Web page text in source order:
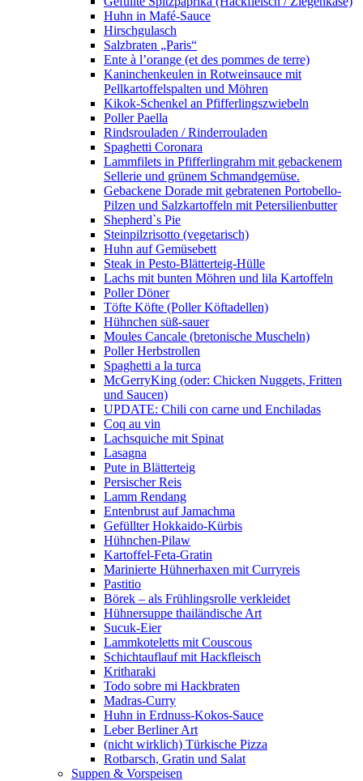
Huhn in Mafé-Sauce
Hirschgulasch
Salzbraten „Paris“
Ente à l’orange (et des pommes de terre)
Kaninchenkeulen in Rotweinsauce mit
Pellkartoffelspalten und Möhren
Kikok-Schenkel an Pfifferlingszwiebeln
Poller Paella
Rindsrouladen / Rinderrouladen
Spaghetti Coronara
Lammfilets in Pfifferlingrahm mit gebackenem
Sellerie und grünem Schmandgemüse.
Gebackene Dorade mit gebratenen Portobello-
Pilzen und Salzkartoffeln mit Petersilienbutter
Shepherd`s Pie
Steinpilzrisotto (vegetarisch)
Huhn auf Gemüsebett
Steak in Pesto-Blätterteig-Hülle
Lachs mit bunten Möhren und lila Kartoffeln
Poller Döner
Töfte Köfte (Poller Köftadellen)
Hühnchen süß-sauer
Moules Cancale (bretonische Muscheln)
Poller Herbstrollen
Spaghetti a la turca
McGerryKing (oder: Chicken Nuggets, Fritten
und Saucen)
UPDATE: Chili con carne und Enchiladas
Coq au vin
Lachsquiche mit Spinat
Lasagna
Pute in Blätterteig
Persischer Reis
Lamm Rendang
Entenbrust auf Jamachma
Gefüllter Hokkaido-Kürbis
Hühnchen-Pilaw
Kartoffel-Feta-Gratin
Marinierte Hühnerhaxen mit Curryreis
Pastitio
Börek – als Frühlingsrolle verkleidet
Hühnersuppe thailändische Art
Sucuk-Eier
Lammkoteletts mit Couscous
Schichtauflauf mit Hackfleisch
Kritharaki
Todo sobre mi Hackbraten
Madras-Curry
Huhn in Erdnuss-Kokos-Sauce
Leber Berliner Art
(nicht wirklich) Türkische Pizza
Rotbarsch, Gratin und Salat
Suppen & Vorspeisen